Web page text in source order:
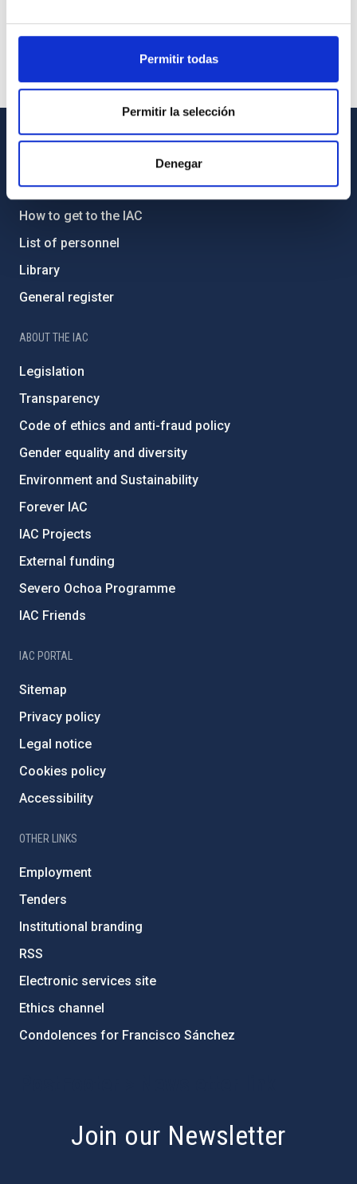
Permitir todas
Permitir la selección
Denegar
Contact
How to get to the IAC
List of personnel
Library
General register
ABOUT THE IAC
Legislation
Transparency
Code of ethics and anti-fraud policy
Gender equality and diversity
Environment and Sustainability
Forever IAC
IAC Projects
External funding
Severo Ochoa Programme
IAC Friends
IAC PORTAL
Sitemap
Privacy policy
Legal notice
Cookies policy
Accessibility
OTHER LINKS
Employment
Tenders
Institutional branding
RSS
Electronic services site
Ethics channel
Condolences for Francisco Sánchez
Join our Newsletter